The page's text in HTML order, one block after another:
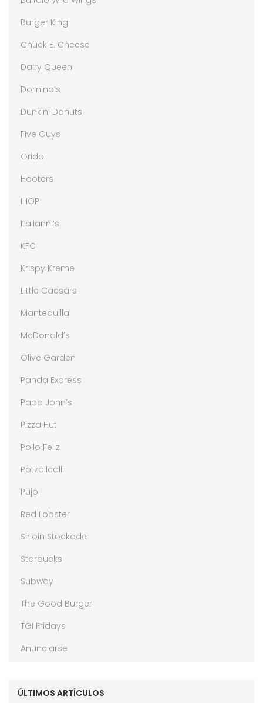
Burger King
Chuck E. Cheese
Dairy Queen
Domino’s
Dunkin’ Donuts
Five Guys
Grido
Hooters
IHOP
Italianni’s
KFC
Krispy Kreme
Little Caesars
Mantequilla
McDonald’s
Olive Garden
Panda Express
Papa John’s
Pizza Hut
Pollo Feliz
Potzollcalli
Pujol
Red Lobster
Sirloin Stockade
Starbucks
Subway
The Good Burger
TGI Fridays
Anunciarse
ÚLTIMOS ARTÍCULOS